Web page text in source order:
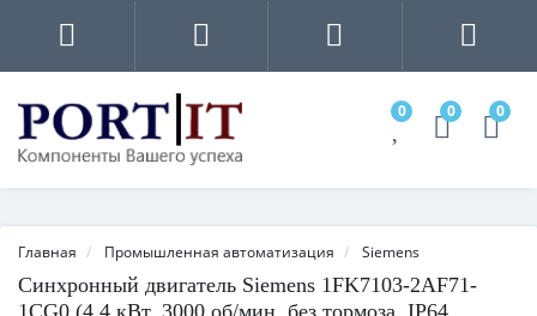
0 0 0
Главная Промышленная автоматизация Siemens
Синхронный двигатель Siemens 1FK7103-2AF71-
1CG0 (4.4 кВт, 3000 об/мин, без тормоза, IP64,